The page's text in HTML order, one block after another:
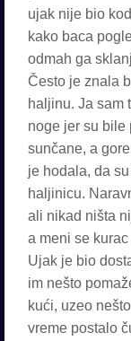
ujak nije bio
kako baca
odmah ga
Često je znala
haljinu. Ja sam
noge jer su bile
sunčane, a
je hodala, da
haljinicu.
ali nikad ništa
a meni se
Ujak je bio
im nešto
kući, uzeo
vreme postalo